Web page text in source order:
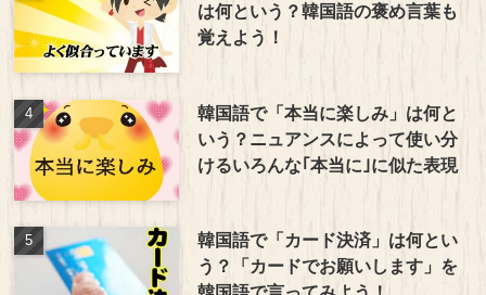
は何という？韓国語の褒め言葉も
覚えよう！
韓国語で「本当に楽しみ」は何と
いう？ニュアンスによって使い分
けるいろんな｢本当に｣に似た表現
韓国語で「カード決済」は何とい
う？「カードでお願いします」を